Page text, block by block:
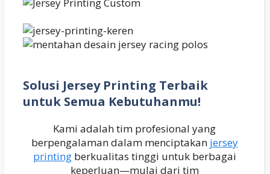
Solusi Jersey Printing Terbaik
untuk Semua Kebutuhanmu!
Kami adalah tim profesional yang
berpengalaman dalam menciptakan jersey
printingberkualitas tinggi untuk berbagai
keperluan—mulai dari tim